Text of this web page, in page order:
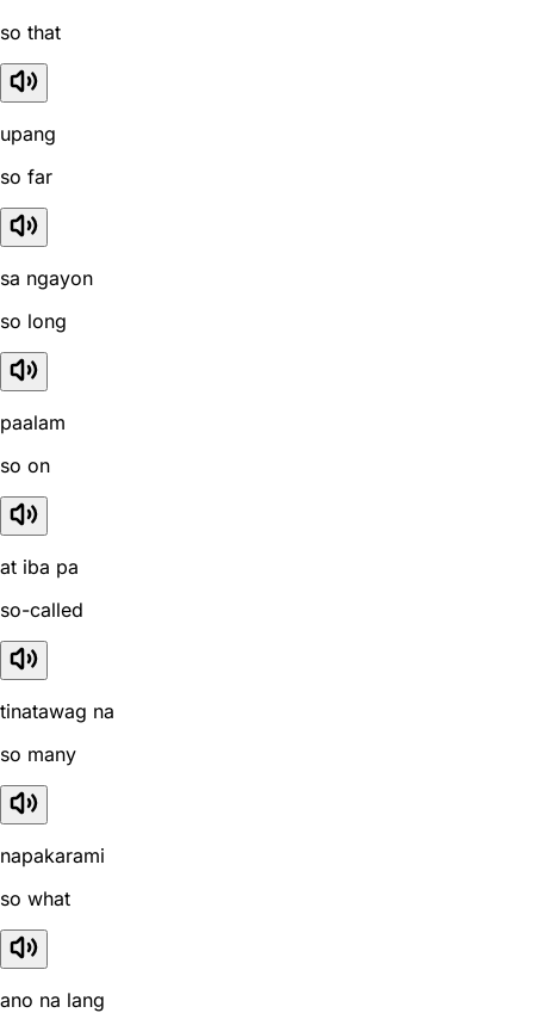
so that
upang
so far
sa ngayon
so long
paalam
so on
at iba pa
so-called
tinatawag na
so many
napakarami
so what
ano na lang